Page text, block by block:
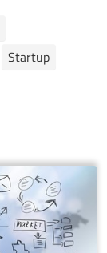
Startup